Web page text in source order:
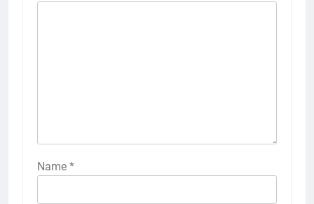
Name *